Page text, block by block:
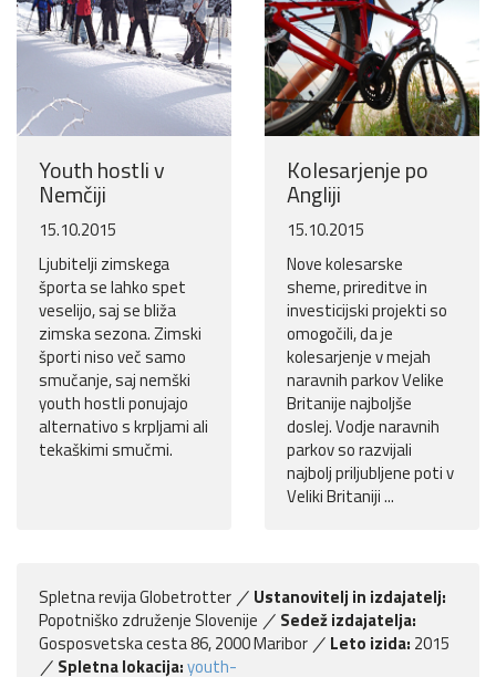
Youth hostli v
Nemčiji
15.10.2015
Ljubitelji zimskega
športa se lahko spet
veselijo, saj se bliža
zimska sezona. Zimski
športi niso več samo
smučanje, saj nemški
youth hostli ponujajo
alternativo s krpljami ali
tekaškimi smučmi.
Kolesarjenje po
Angliji
15.10.2015
Nove kolesarske
sheme, prireditve in
investicijski projekti so
omogočili, da je
kolesarjenje v mejah
naravnih parkov Velike
Britanije najboljše
doslej. Vodje naravnih
parkov so razvijali
najbolj priljubljene poti v
Veliki Britaniji ...
Spletna revija Globetrotter
Ustanovitelj in izdajatelj:
Popotniško združenje Slovenije
Sedež izdajatelja:
Gosposvetska cesta 86, 2000 Maribor
Leto izida: 2015
Spletna lokacija:youth-